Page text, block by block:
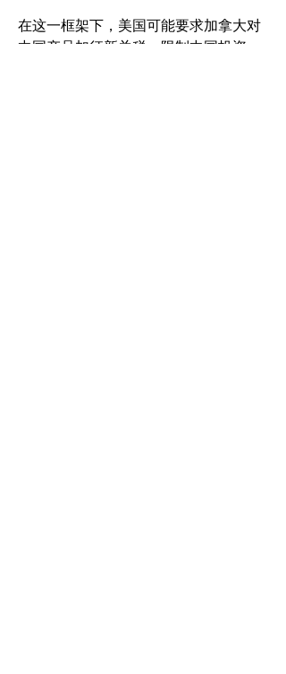
在这一框架下，美国可能要求加拿大对
中国产品加征新关税、限制中国投资。